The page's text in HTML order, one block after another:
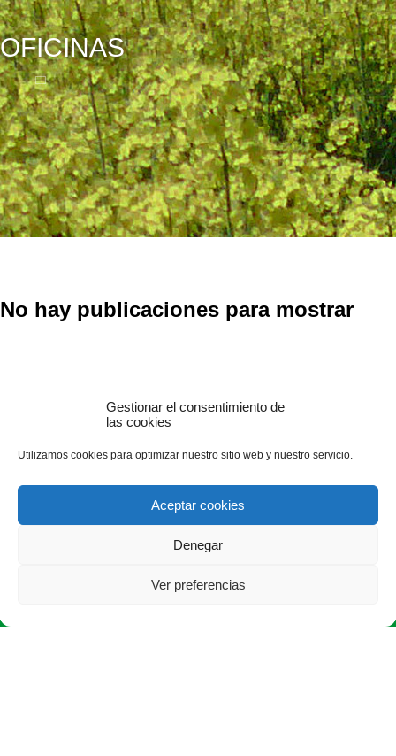
Gestionar el consentimiento de
las cookies
Utilizamos cookies para optimizar nuestro sitio web y nuestro servicio.
Aceptar cookies
Denegar
Ver preferencias
OFICINAS
No hay publicaciones para mostrar